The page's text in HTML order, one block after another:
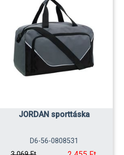
JORDAN sporttáska
D6-56-0808531